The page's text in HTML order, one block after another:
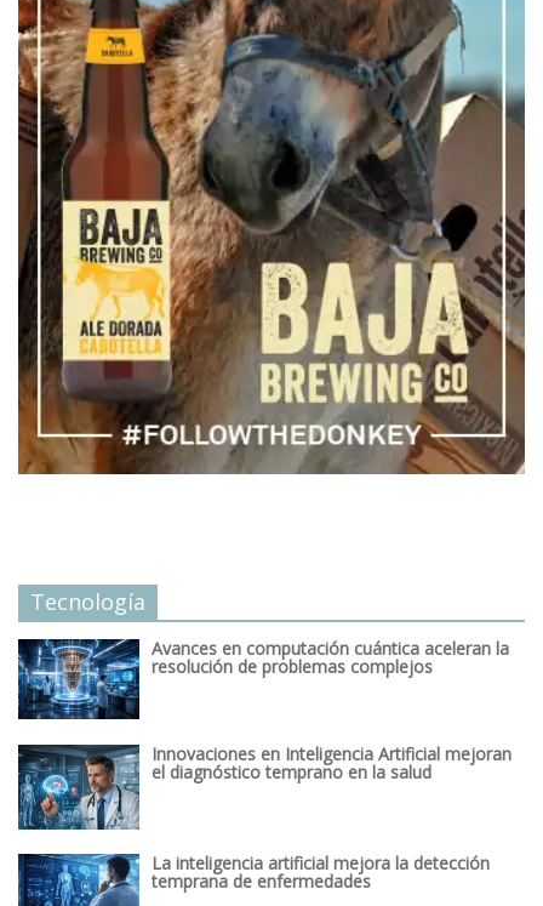
Tecnología
Avances en computación cuántica aceleran la
resolución de problemas complejos
Innovaciones en Inteligencia Artificial mejoran
el diagnóstico temprano en la salud
La inteligencia artificial mejora la detección
temprana de enfermedades